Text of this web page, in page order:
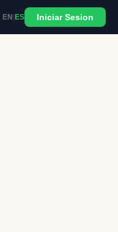
EN ES Iniciar Sesion